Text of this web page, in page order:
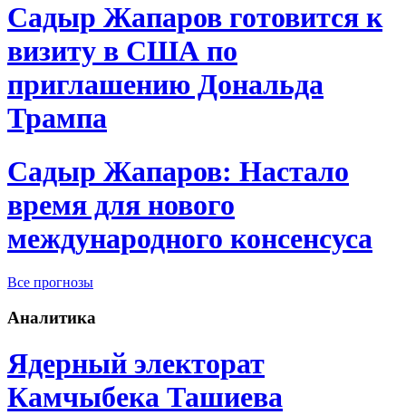
Садыр Жапаров готовится к
визиту в США по
приглашению Дональда
Трампа
Садыр Жапаров: Настало
время для нового
международного консенсуса
Все прогнозы
Аналитика
Ядерный электорат
Камчыбека Ташиева